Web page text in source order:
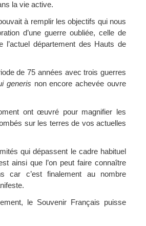
la vie active.
à remplir les objectifs qui nous
d’une guerre oubliée, celle de
l’actuel département des Hauts de
de 75 années avec trois guerres
generis non encore achevée ouvre
ont œuvré pour magnifier les
sur les terres de vos actuelles
qui dépassent le cadre habituel
ainsi que l’on peut faire connaître
car c’est finalement au nombre
le Souvenir Français puisse